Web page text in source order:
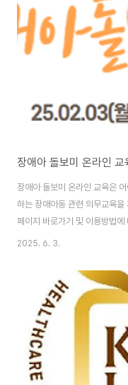
도 다양한 등기 업무를 처리할
사항증명서 열람 및 발급: 부동
명서..
장애아 돌보미 온라인 교육은
하는 장애아동 관련 의무교육
페이지 바로가기 및 이용방법에
육 : https://
지 주소는 (https://
b2b=dolbom)입니다. 홈페이
을 완료해야 합니다. 장애아 통
애영유아 보육의 질 향상을 위
2025. 6. 3.